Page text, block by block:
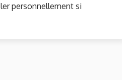
personnellement si